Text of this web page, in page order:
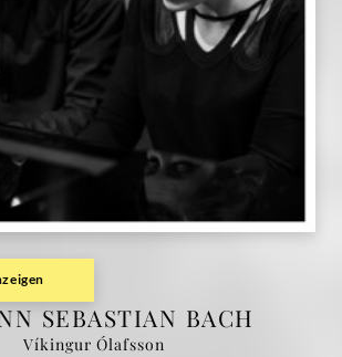
SEBASTIAN BACH
Víkingur Ólafsson